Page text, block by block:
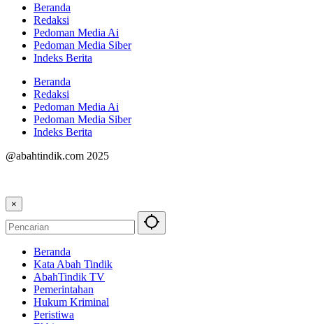
Beranda
Redaksi
Pedoman Media Ai
Pedoman Media Siber
Indeks Berita
Beranda
Redaksi
Pedoman Media Ai
Pedoman Media Siber
Indeks Berita
@abahtindik.com 2025
×
Beranda
Kata Abah Tindik
AbahTindik TV
Pemerintahan
Hukum Kriminal
Peristiwa